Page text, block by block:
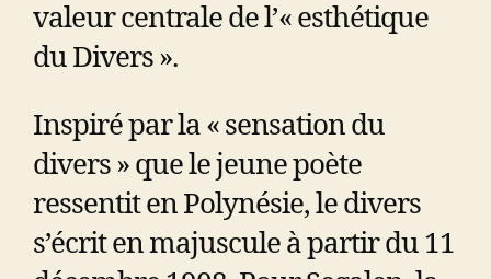
valeur centrale de l’« esthétique
du Divers ».
Inspiré par la « sensation du
divers » que le jeune poète
ressentit en Polynésie, le divers
s’écrit en majuscule à partir du 11